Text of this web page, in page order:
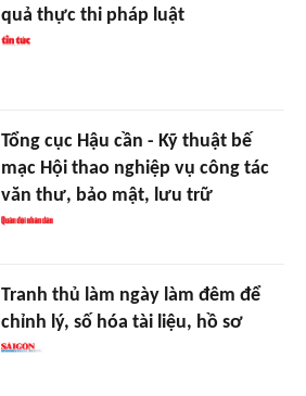
quả thực thi pháp luật
Tổng cục Hậu cần - Kỹ thuật bế
mạc Hội thao nghiệp vụ công tác
văn thư, bảo mật, lưu trữ
Tranh thủ làm ngày làm đêm để
chỉnh lý, số hóa tài liệu, hồ sơ